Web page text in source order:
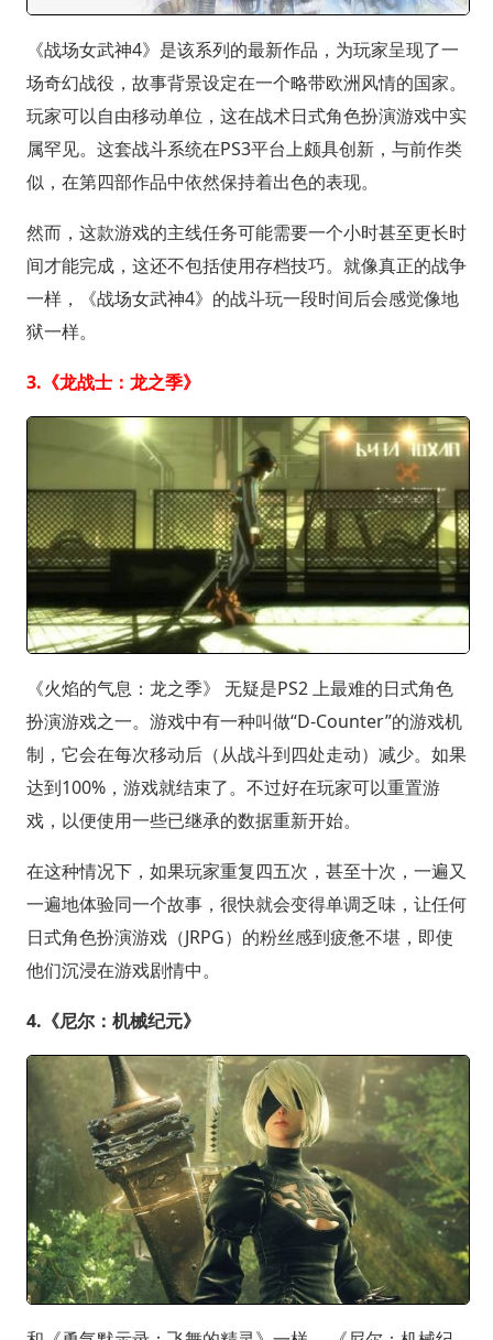
《战场女武神4》是该系列的最新作品，为玩家呈现了一
场奇幻战役，故事背景设定在一个略带欧洲风情的国家。
玩家可以自由移动单位，这在战术日式角色扮演游戏中实
属罕见。这套战斗系统在PS3平台上颇具创新，与前作类
似，在第四部作品中依然保持着出色的表现。
然而，这款游戏的主线任务可能需要一个小时甚至更长时
间才能完成，这还不包括使用存档技巧。就像真正的战争
一样，《战场女武神4》的战斗玩一段时间后会感觉像地
狱一样。
3.《龙战士：龙之季》
《火焰的气息：龙之季》 无疑是PS2 上最难的日式角色
扮演游戏之一。游戏中有一种叫做“D-Counter”的游戏机
制，它会在每次移动后（从战斗到四处走动）减少。如果
达到100%，游戏就结束了。不过好在玩家可以重置游
戏，以便使用一些已继承的数据重新开始。
在这种情况下，如果玩家重复四五次，甚至十次，一遍又
一遍地体验同一个故事，很快就会变得单调乏味，让任何
日式角色扮演游戏（JRPG）的粉丝感到疲惫不堪，即使
他们沉浸在游戏剧情中。
4.《尼尔：机械纪元》